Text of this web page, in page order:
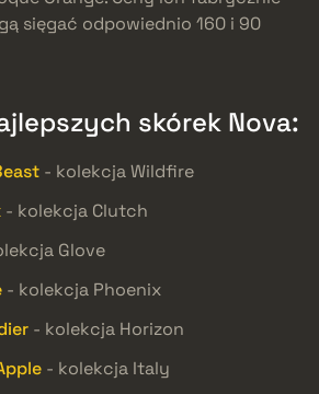
sięgać odpowiednio 160 i 90
skórek Nova:
- kolekcja Wildfire
- kolekcja Clutch
Glove
- kolekcja Phoenix
- kolekcja Horizon
- kolekcja Italy